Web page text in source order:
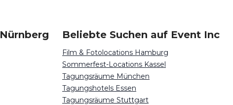
Beliebte Suchen auf Event Inc
Film & Fotolocations Hamburg
Sommerfest-Locations Kassel
Tagungsräume München
Tagungshotels Essen
Tagungsräume Stuttgart